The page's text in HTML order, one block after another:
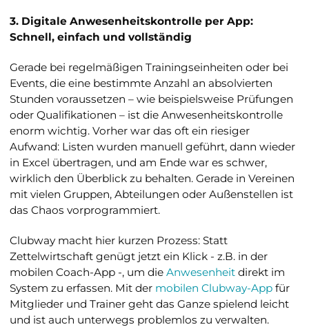
3. Digitale Anwesenheitskontrolle per App:
Schnell, einfach und vollständig
Gerade bei regelmäßigen Trainingseinheiten oder bei
Events, die eine bestimmte Anzahl an absolvierten
Stunden voraussetzen – wie beispielsweise Prüfungen
oder Qualifikationen – ist die Anwesenheitskontrolle
enorm wichtig. Vorher war das oft ein riesiger
Aufwand: Listen wurden manuell geführt, dann wieder
in Excel übertragen, und am Ende war es schwer,
wirklich den Überblick zu behalten. Gerade in Vereinen
mit vielen Gruppen, Abteilungen oder Außenstellen ist
das Chaos vorprogrammiert.
Clubway macht hier kurzen Prozess: Statt
Zettelwirtschaft genügt jetzt ein Klick - z.B. in der
mobilen Coach-App -, um die Anwesenheit direkt im
System zu erfassen. Mit der mobilen Clubway-App für
Mitglieder und Trainer geht das Ganze spielend leicht
und ist auch unterwegs problemlos zu verwalten.